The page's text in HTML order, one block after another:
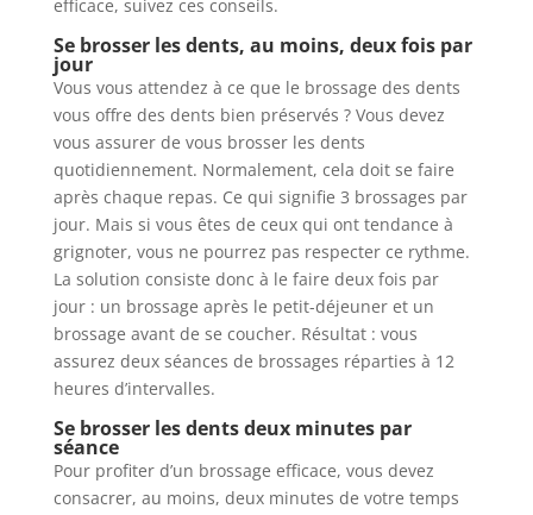
efficace, suivez ces conseils.
Se brosser les dents, au moins, deux fois par
jour
Vous vous attendez à ce que le brossage des dents
vous offre des dents bien préservés ? Vous devez
vous assurer de vous brosser les dents
quotidiennement. Normalement, cela doit se faire
après chaque repas. Ce qui signifie 3 brossages par
jour. Mais si vous êtes de ceux qui ont tendance à
grignoter, vous ne pourrez pas respecter ce rythme.
La solution consiste donc à le faire deux fois par
jour : un brossage après le petit-déjeuner et un
brossage avant de se coucher. Résultat : vous
assurez deux séances de brossages réparties à 12
heures d’intervalles.
Se brosser les dents deux minutes par
séance
Pour profiter d’un brossage efficace, vous devez
consacrer, au moins, deux minutes de votre temps